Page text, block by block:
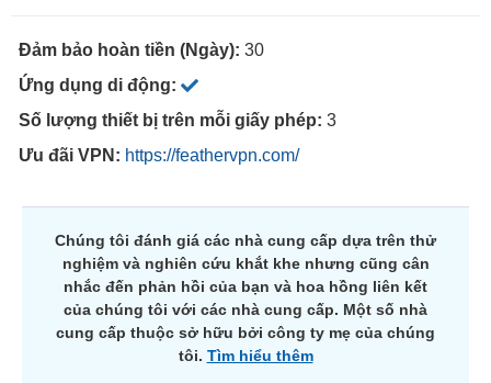
Đảm bảo hoàn tiền (Ngày): 30
Ứng dụng di động:
Số lượng thiết bị trên mỗi giấy phép: 3
Ưu đãi VPN: https://feathervpn.com/
Chúng tôi đánh giá các nhà cung cấp dựa trên thử
nghiệm và nghiên cứu khắt khe nhưng cũng cân
nhắc đến phản hồi của bạn và hoa hồng liên kết
của chúng tôi với các nhà cung cấp. Một số nhà
cung cấp thuộc sở hữu bởi công ty mẹ của chúng
tôi. Tìm hiểu thêm